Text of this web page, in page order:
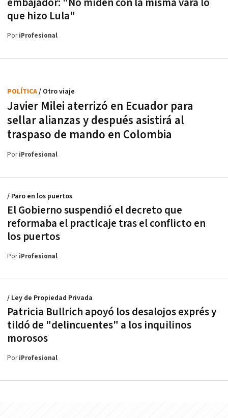
embajador: "No miden con la misma vara lo
que hizo Lula"
PoriProfesional
Javier Milei aterrizó en Ecuador para
sellar alianzas y después asistirá al
traspaso de mando en Colombia
POLÍTICA/ Otro viaje
PoriProfesional
El Gobierno suspendió el decreto que
reformaba el practicaje tras el conflicto en
los puertos
/ Paro en los puertos
PoriProfesional
Patricia Bullrich apoyó los desalojos exprés y
tildó de "delincuentes" a los inquilinos
morosos
/ Ley de Propiedad Privada
PoriProfesional